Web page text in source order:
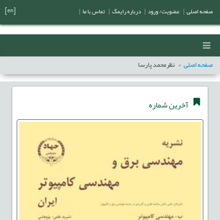
صفحه اصلی نظرمحمد پارسا
آخرین شماره
صفحه اصلی عضویت/ ورود درباره رایمگ تماس با ما